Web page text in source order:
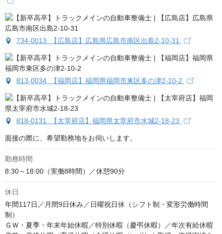
734-0013 【広島店】広島県広島市南区出島2-10-31
813-0034 【福岡店】福岡県福岡市東区多の津2-10-2
818-0131 【太宰府店】福岡県太宰府市水城2-18-23
面接の際に、希望勤務地をお伺いします。
勤務時間
8:30～18:00（実働8時間）／休憩90分
休日
年間117日／月間9日休み／日曜祝日休（シフト制・変形労働時間
制）
ＧＷ・夏季・年末年始休暇／特別休暇（慶弔休暇）／年次有給休暇